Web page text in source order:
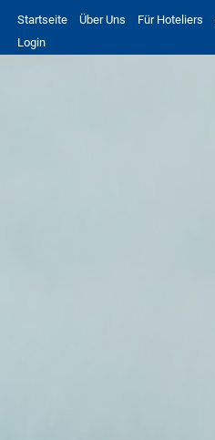
Startseite Über Uns Für Hoteliers
Login